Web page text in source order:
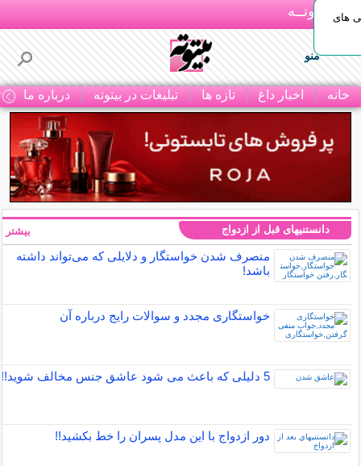
بـیتوتــه
منو
خانه اخبار داغ تازه ها تبلیغات در بیتوته درباره ما
های
دانستنیهای قبل از ازدواج
منصرف شدن خواستگار و دلایلی که می‌تواند داشته
باشد!
خواستگاری مجدد و سوالات رایج درباره آن
5 دلیلی که باعث می شود عاشق جنس مخالف شوید!!
دور ازدواج با این مدل پسران را خط بکشید!!
بیشتر